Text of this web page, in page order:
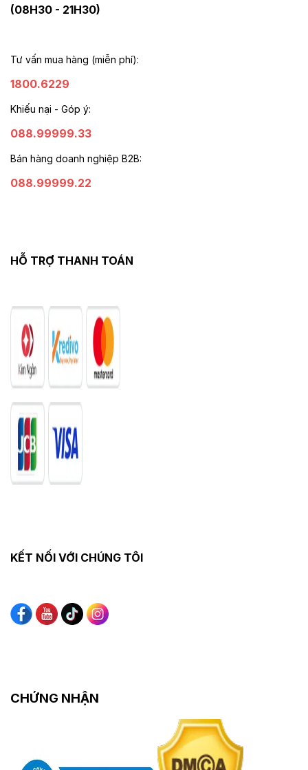
(08H30 - 21H30)
Tư vấn mua hàng (miễn phí):
1800.6229
Khiếu nại - Góp ý:
088.99999.33
Bán hàng doanh nghiệp B2B:
088.99999.22
HỖ TRỢ THANH TOÁN
KẾT NỐI VỚI CHÚNG TÔI
CHỨNG NHẬN